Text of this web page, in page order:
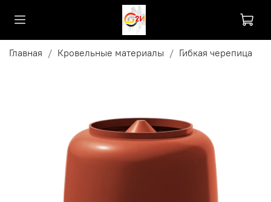
Главная Кровельные материалы Гибкая черепица